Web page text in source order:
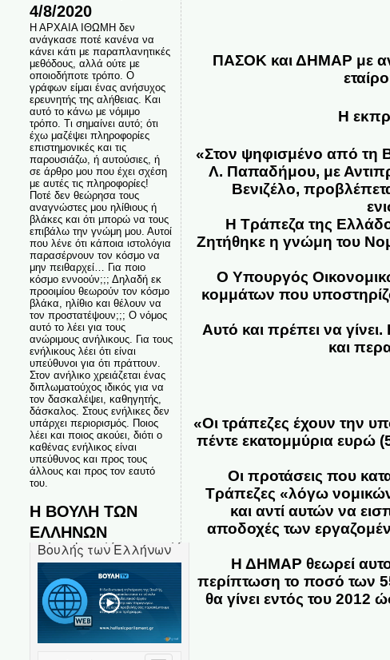
4/8/2020
Η ΑΡΧΑΙΑ ΙΘΩΜΗ δεν
ανάγκασε ποτέ κανένα να
κάνει κάτι με παραπλανητικές
μεθόδους, αλλά ούτε με
οποιοδήποτε τρόπο. Ο
γράφων είμαι ένας ανήσυχος
ερευνητής της αλήθειας. Και
αυτό το κάνω με νόμιμο
τρόπο. Τι σημαίνει αυτό; ότι
έχω μαζέψει πληροφορίες
επιστημονικές και τις
παρουσιάζω, ή αυτούσιες, ή
σε άρθρο μου που έχει σχέση
με αυτές τις πληροφορίες!
Ποτέ δεν θεώρησα τους
αναγνώστες μου ηλίθιους ή
βλάκες και ότι μπορώ να τους
επιβάλω την γνώμη μου. Αυτοί
που λένε ότι κάποια ιστολόγια
παρασέρνουν τον κόσμο να
μην πειθαρχεί… Για ποιο
κόσμο εννοούν;;; Δηλαδή εκ
προοιμίου θεωρούν τον κόσμο
βλάκα, ηλίθιο και θέλουν να
τον προστατέψουν;;; Ο νόμος
αυτό το λέει για τους
ανώριμους ανήλικους. Για τους
ενήλικους λέει ότι είναι
υπεύθυνοι για ότι πράττουν.
Στον ανήλικο χρειάζεται ένας
διπλωματούχος ιδικός για να
τον δασκαλέψει, καθηγητής,
δάσκαλος. Στους ενήλικες δεν
υπάρχει περιορισμός. Ποιος
λέει και ποιος ακούει, διότι ο
καθένας ενήλικος είναι
υπεύθυνος και προς τους
άλλους και προς τον εαυτό
του.
Η ΒΟΥΛΗ ΤΩΝ
ΕΛΛΗΝΩΝ
ΠΑΣΟΚ και ΔΗΜΑΡ με
Η
«Στον ψηφισμένο από τη
Λ. Παπαδήμου, με
Βενιζέλο,
Η Τράπεζα της
Ζητήθηκε η γνώμη του
Ο Υπουργός
κομμάτων που
Αυτό και πρέπει να γίνει.
και
«Οι τράπεζες έχουν την
πέντε εκατομμύρια ευρώ
Οι προτάσεις που
Τράπεζες «λόγω
και αντί αυτών να
αποδοχές των
Η ΔΗΜΑΡ θεωρεί
περίπτωση το ποσό των
θα γίνει εντός του 2012